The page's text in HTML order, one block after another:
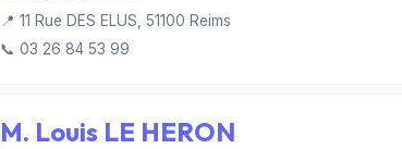
📍 11 Rue DES ELUS, 51100 Reims
📞 03 26 84 53 99
M. Louis LE HERON